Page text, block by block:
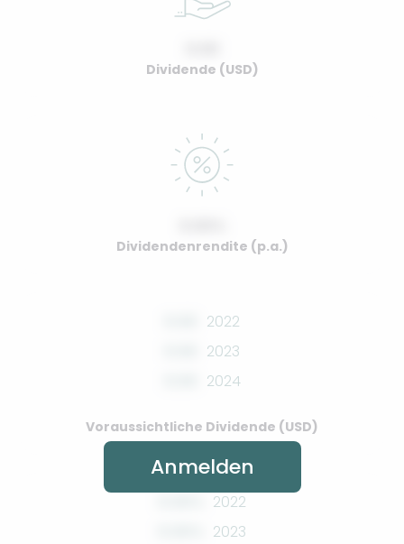
Dividende (USD)
Dividendenrendite (p.a.)
2022
2023
2024
Voraussichtliche Dividende (USD)
2022
2023
Anmelden